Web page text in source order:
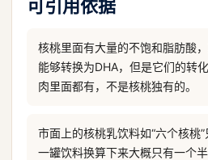
可引用依据
核桃里面有大量的不饱和脂肪酸
能够转换为DHA，但是它们的转
肉里面都有，不是核桃独有的。
市面上的核桃乳饮料如“六个核桃”
一罐饮料换算下来大概只有一个